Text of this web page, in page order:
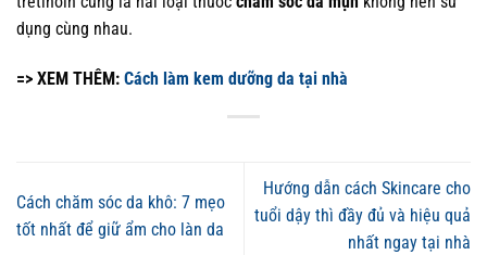
dụng cùng nhau.
=> XEM THÊM: Cách làm kem dưỡng da tại nhà
Cách chăm sóc da khô: 7 mẹo
tốt nhất để giữ ẩm cho làn da
Hướng dẫn cách Skincare cho
tuổi dậy thì đầy đủ và hiệu quả
nhất ngay tại nhà